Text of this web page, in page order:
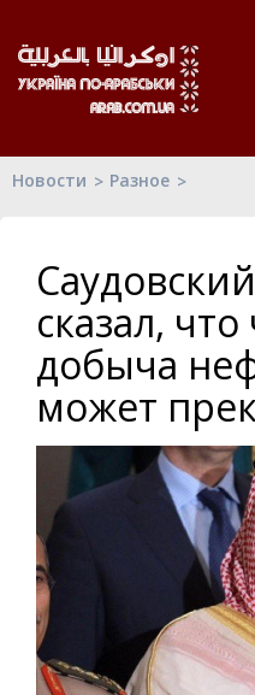
Новости Разное
сказал,
добыча
может